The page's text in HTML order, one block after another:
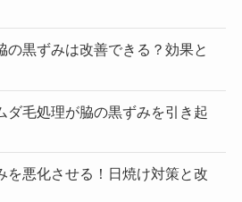
の黒ずみは改善できる？効果と
ダ毛処理が脇の黒ずみを引き起
を悪化させる！日焼け対策と改